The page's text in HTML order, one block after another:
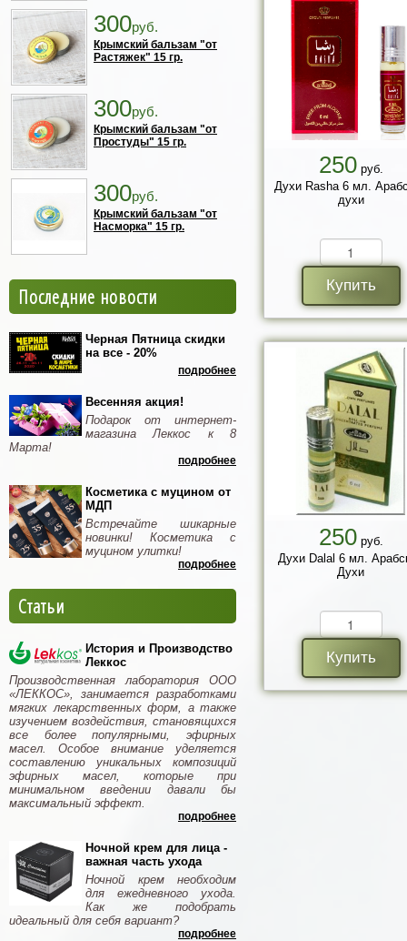
300руб.
Крымский бальзам "от
Растяжек" 15 гр.
300руб.
Крымский бальзам "от
Простуды" 15 гр.
300руб.
Крымский бальзам "от
Насморка" 15 гр.
Последние новости
Черная Пятница скидки
на все - 20%
подробнее
Весенняя акция!
Подарок от интернет-
магазина Леккос к 8
Марта!
подробнее
Косметика с муцином от
МДП
Встречайте шикарные
новинки! Косметика с
муцином улитки!
подробнее
Статьи
История и Производство
Леккос
Производственная лаборатория ООО
«ЛЕККОС», занимается разработками
мягких лекарственных форм, а также
изучением воздействия, становящихся
все более популярными, эфирных
масел. Особое внимание уделяется
составлению уникальных композиций
эфирных масел, которые при
минимальном введении давали бы
максимальный эффект.
подробнее
Ночной крем для лица -
важная часть ухода
Ночной крем необходим
для ежедневного ухода.
Как же подобрать
идеальный для себя вариант?
подробнее
250руб.
Духи Rasha 6 мл.
духи
Купить
250руб.
Духи Dalal 6 мл.
Духи
Купить